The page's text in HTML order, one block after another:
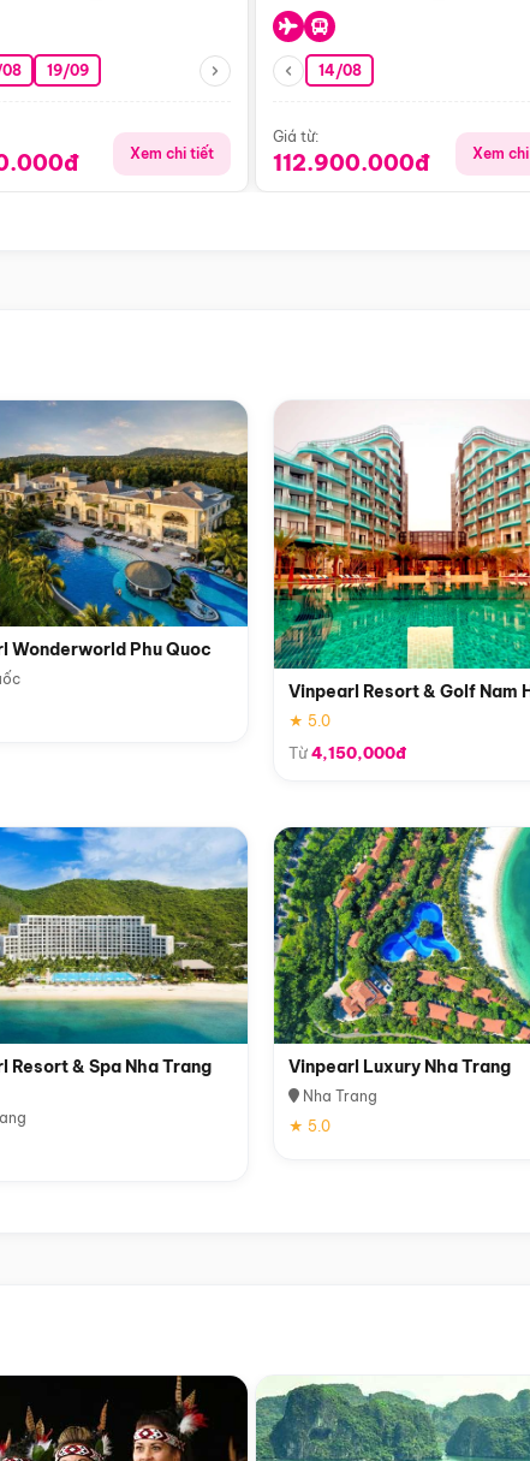
19/09
Xem chi tiết
14/08
Giá từ:
112.900.000đ Xem
Wonderworld Phu Quoc
Vinpearl Resort & Golf Nam
★ 5.0
Từ4,150,000đ
Resort & Spa Nha Trang
Vinpearl Luxury Nha Trang
Nha Trang
★ 5.0